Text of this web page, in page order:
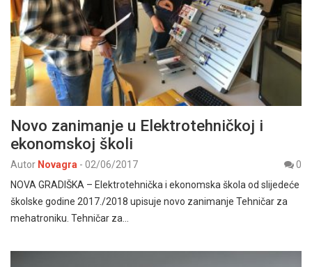
Novo zanimanje u Elektrotehničkoj i
ekonomskoj školi
Autor Novagra - 02/06/2017
0
NOVA GRADIŠKA – Elektrotehnička i ekonomska škola od slijedeće
školske godine 2017./2018 upisuje novo zanimanje Tehničar za
mehatroniku. Tehničar za…